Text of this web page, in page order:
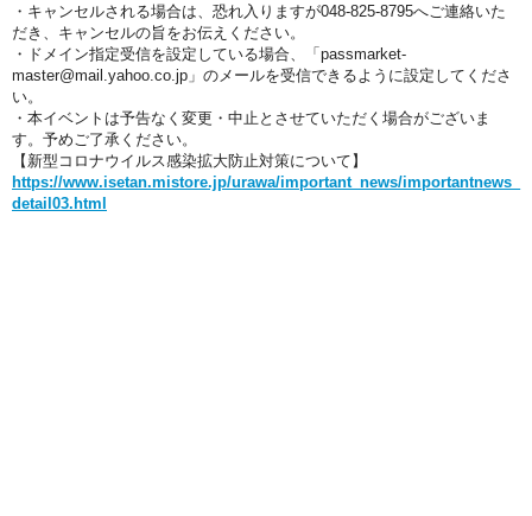
・キャンセルされる場合は、恐れ入りますが048-825-8795へご連絡いた
だき、キャンセルの旨をお伝えください。
・ドメイン指定受信を設定している場合、
「passmarket-
master@mail.yahoo.co.jp」のメールを受信できるように設定してくださ
い。
・本イベントは予告なく変更・中止とさせていただく場合がございま
す。予めご了承ください。
【新型コロナウイルス感染拡大防止対策について】
https://www.isetan.mistore.jp/urawa/important_news/importantnews_
detail03.html